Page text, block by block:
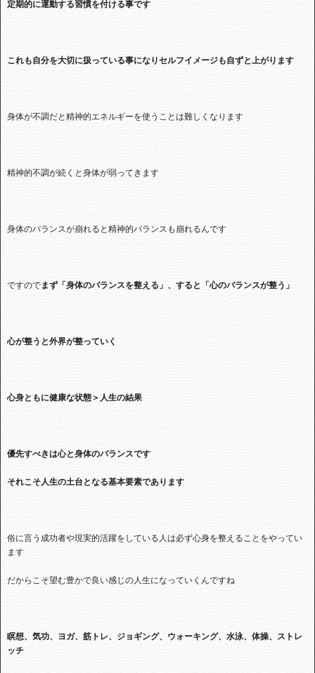
定期的に運動する習慣を付ける事です
これも自分を大切に扱っている事になりセルフイメージも自ずと上がります
身体が不調だと精神的エネルギーを使うことは難しくなります
精神的不調が続くと身体が弱ってきます
身体のバランスが崩れると精神的バランスも崩れるんです
ですのでまず「身体のバランスを整える」、すると「心のバランスが整う」
心が整うと外界が整っていく
心身ともに健康な状態＞人生の結果
優先すべきは心と身体のバランスです
それこそ人生の土台となる基本要素であります
俗に言う成功者や現実的活躍をしている人は必ず心身を整えることをやってい
ます
だからこそ望む豊かで良い感じの人生になっていくんですね
瞑想、気功、ヨガ、筋トレ、ジョギング、ウォーキング、水泳、体操、ストレ
ッチ